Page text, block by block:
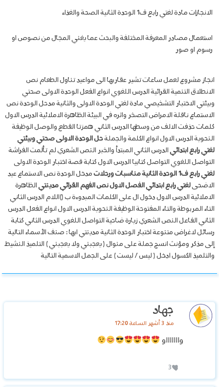
الانجازات مادة لغتي رابع ف1 الوحدة الثانية الصحة والغذاء
استعمال مصادر المعرفة المختلفة والبحث عما يغني المجال من نصوص او
رسوم او صور
انجاز مشروع لعمل ساعات تشير عقاربها الى مواعيد تناول الطعام نص
الانطلاق التنمية القرائية الدرس اللغوي انواع الفعل الوحدة الاولى صحتي
وبيئتي الاختبار التشخيصي مادة لغتي الوحدة الاولى والثانية مدحل الوحدة نص
الاستماع ناقلة الامراض التصخر واثره في البيئة الظاهرة الاملائية الدرس الاول
كلمات حذفت الالف من وسطها الدرس الثاني همزتا القطع والوصل الوظيفة
النحوية الدرس الاول انواع الكلمة والجملة حل الوحدة الاولى صحتي وبيئتي
لغتي رابع ابتدائي الدرس الثاني المبتدأ والخبر النص الشعري لم تألمت الفراشة
التواصل اللغوي التواصل كتابيا الدرس الاول كتابة قصة اختبار الوحدة الاولى
لغتي رابع ف1 الوحدة الثانية مناسبات ورحلات
مدخل الوحدة نص الاستماع عيد
الاضحى لغتي رابع ابتدائي الفصل الاول نص الفهم القرائي مدينتي الظاهرة
الاملائية الدرس الاول دخول ال على الكلمات المبدوءة ب ()اللام الدرس الثاني
التاء المربوطة والتاء المفتوحة الوظيفة النحوية الدرس الاول انواع الفعل الدرس
الثاني الفاعل النص الشعري زيارة ضاحية التواصل اللغوي الدرس الثاني كتابة
رسائل لاغراض متنوعة اختبار الوحدة الثانية مدينتي ابها : صنف الأسماء التالية
إلى مذكر ومؤنث انسج جملة على منوال ( يعجبني ولا يعجبني ) التلميذ النشيط
والتلميذ الكسول ادخل ( ليس / ليست ) على الجمل الاسمية التالية
جهاد
منذ 3 أشهر الساعة 17:20
واااااااو
3